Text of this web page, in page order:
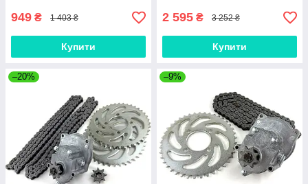
949 ₴ 1 403 ₴
Купити
2 595 ₴ 3 252 ₴
Купити
–20% –9%